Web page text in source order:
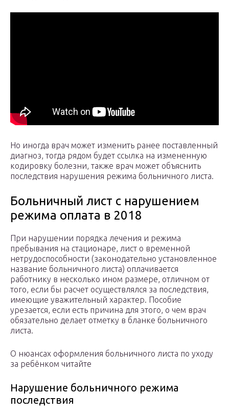
Но иногда врач может изменить ранее поставленный
диагноз, тогда рядом будет ссылка на измененную
кодировку болезни, также врач может объяснить
последствия нарушения режима больничного листа.
Больничный лист с нарушением
режима оплата в 2018
При нарушении порядка лечения и режима
пребывания на стационаре, лист о временной
нетрудоспособности (законодательно установленное
название больничного листа) оплачивается
работнику в несколько ином размере, отличном от
того, если бы расчет осуществлялся за последствия,
имеющие уважительный характер. Пособие
урезается, если есть причина для этого, о чем врач
обязательно делает отметку в бланке больничного
листа.
О нюансах оформления больничного листа по уходу
за ребёнком читайте
Нарушение больничного режима
последствия